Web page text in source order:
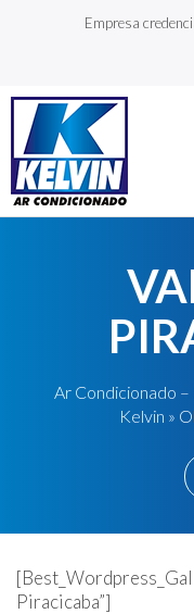
Empresa
Ar Condicionado
Kelvin »
Piracicaba”]